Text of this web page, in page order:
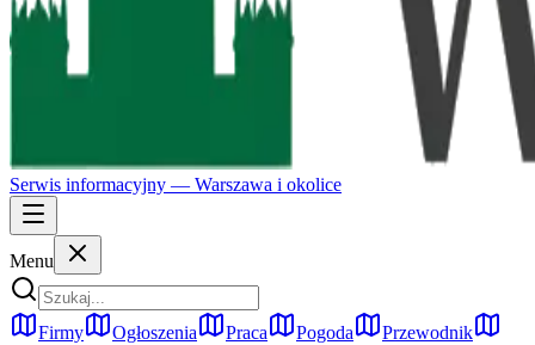
Serwis informacyjny — Warszawa i okolice
Menu
Firmy Ogłoszenia Praca Pogoda
Przewodnik